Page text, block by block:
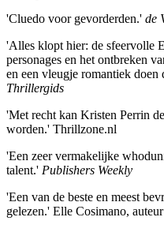
'Cluedo voor gevorderden.' de
'Alles klopt hier: de sfeervolle
personages en het ontbreken
en een vleugje romantiek
Thrillergids
'Met recht kan Kristen Perrin
worden.' Thrillzone.nl
'Een zeer vermakelijke
talent.' Publishers Weekly
'Een van de beste en meest
gelezen.' Elle Cosimano,